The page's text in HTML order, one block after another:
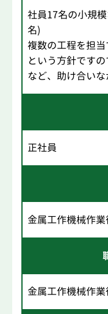
社員17名の小規
名)
複数の工程を担
という方針です
など、助け合いな
正社員
金属工作機械作
金属工作機械作